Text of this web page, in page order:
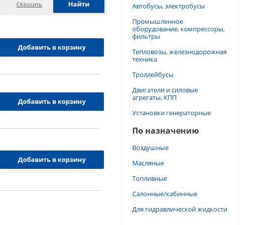
Сбросить
Добавить в корзину
Добавить в корзину
Добавить в корзину
Автобусы, электробусы
Промышленное
оборудование, компрессоры,
фильтры
Тепловозы, железнодорожная
техника
Троллейбусы
Двигатели и силовые
агрегаты, КПП
Установки генераторные
По назначению
Воздушные
Масляные
Топливные
Салонные/кабинные
Для гидравлической жидкости